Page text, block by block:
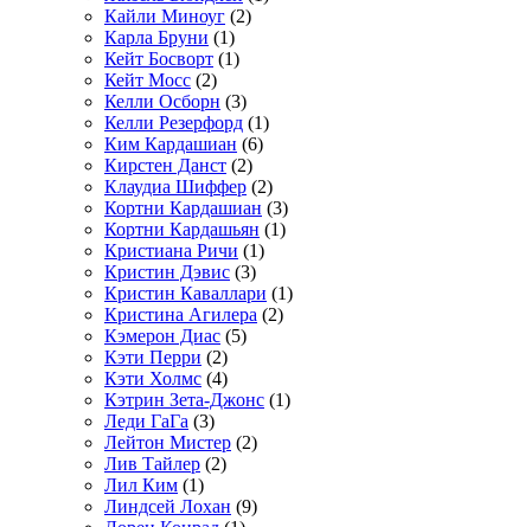
Кайли Миноуг (2)
Карла Бруни (1)
Кейт Босворт (1)
Кейт Мосс (2)
Келли Осборн (3)
Келли Резерфорд (1)
Ким Кардашиан (6)
Кирстен Данст (2)
Клаудиа Шиффер (2)
Кортни Кардашиан (3)
Кортни Кардашьян (1)
Кристиана Ричи (1)
Кристин Дэвис (3)
Кристин Каваллари (1)
Кристина Агилера (2)
Кэмерон Диас (5)
Кэти Перри (2)
Кэти Холмс (4)
Кэтрин Зета-Джонс (1)
Леди ГаГа (3)
Лейтон Мистер (2)
Лив Тайлер (2)
Лил Ким (1)
Линдсей Лохан (9)